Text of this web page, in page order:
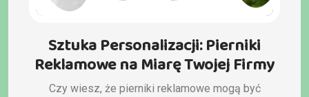
Sztuka Personalizacji: Pierniki
Reklamowe na Miarę Twojej Firmy
Czy wiesz, że pierniki reklamowe mogą być